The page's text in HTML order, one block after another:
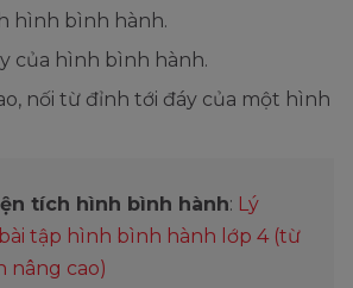
hình bình hành.
của hình bình hành.
nối từ đỉnh tới đáy của một hình
tích hình bình hành: Lý
tập hình bình hành lớp 4 (từ
nâng cao)